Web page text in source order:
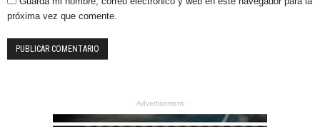
próxima vez que comente.
- Advertisement -